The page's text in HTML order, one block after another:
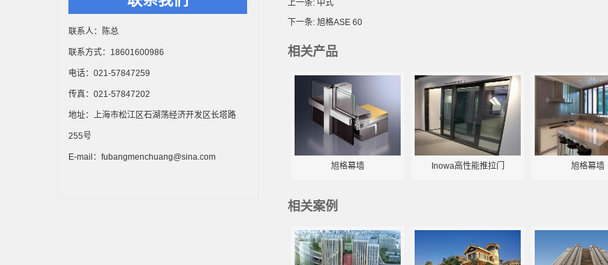
联系人：陈总
联系方式：18601600986
电话：021-57847259
传真：021-57847202
地址：上海市松江区石湖荡经济开发区长塔路
255号
E-mail：fubangmenchuang@sina.com
上一条: 中式
下一条: 旭格ASE 60
相关产品
旭格幕墙 Inowa高性能推拉门 旭格幕墙
相关案例